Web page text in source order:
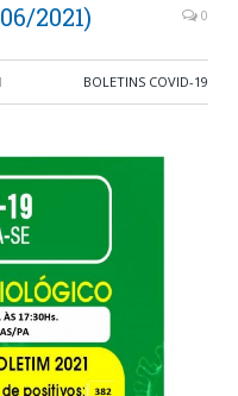
2021) 0
BOLETINS COVID-19